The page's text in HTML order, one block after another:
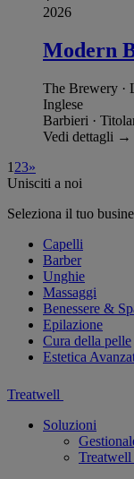
2026
Modern
The Brewery ·
Inglese
Barbieri ·
Vedi dettagli →
1 23»
Unisciti a noi
Seleziona il tuo
Capelli
Barber
Unghie
Massaggi
Benessere &
Epilazione
Cura della pelle
Estetica
Treatwell
Soluzioni
Treatwell